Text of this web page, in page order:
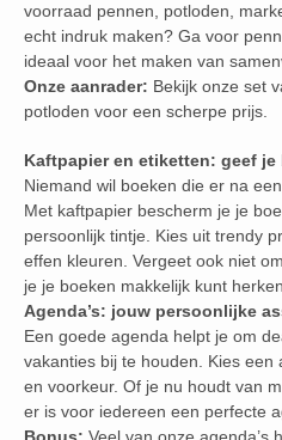
voorraad pennen, potloden,
echt indruk maken? Ga voor
ideaal voor het maken van
Onze aanrader: Bekijk onze set
potloden voor een scherpe prijs.
Kaftpapier en etiketten: geef je
Niemand wil boeken die er na
Met kaftpapier bescherm je je
persoonlijk tintje. Kies uit trendy
effen kleuren. Vergeet ook niet
je je boeken makkelijk kunt
Agenda’s: jouw persoonlijke
Een goede agenda helpt je om
vakanties bij te houden. Kies een
en voorkeur. Of je nu houdt van
er is voor iedereen een perfecte